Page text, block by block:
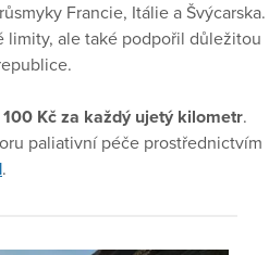
Francie, Itálie a Švýcarska.
limity, ale také podpořil důležitou
100 Kč za každý ujetý kilometr.
paliativní péče prostřednictvím
.